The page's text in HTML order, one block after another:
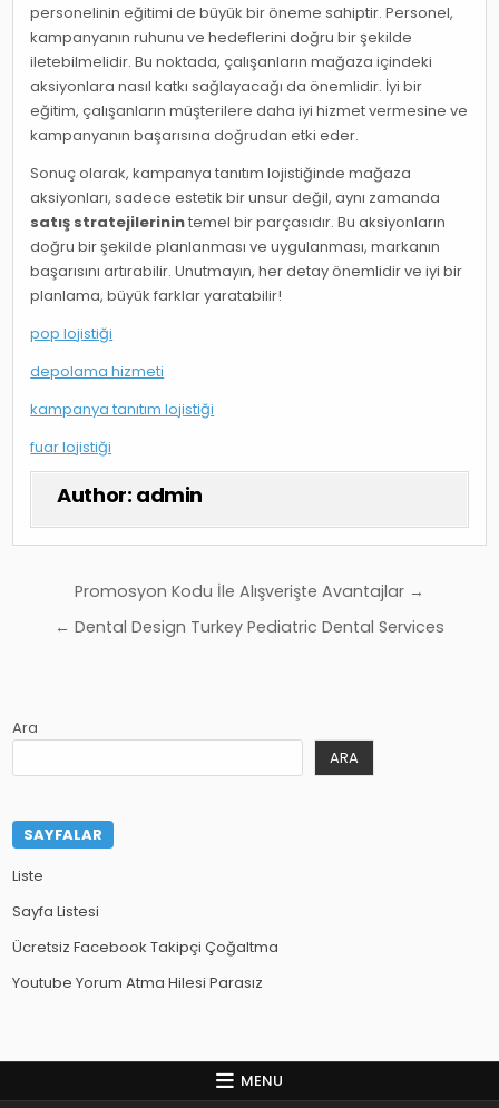
personelinin eğitimi de büyük bir öneme sahiptir. Personel,
kampanyanın ruhunu ve hedeflerini doğru bir şekilde
iletebilmelidir. Bu noktada, çalışanların mağaza içindeki
aksiyonlara nasıl katkı sağlayacağı da önemlidir. İyi bir
eğitim, çalışanların müşterilere daha iyi hizmet vermesine ve
kampanyanın başarısına doğrudan etki eder.
Sonuç olarak, kampanya tanıtım lojistiğinde mağaza
aksiyonları, sadece estetik bir unsur değil, aynı zamanda
satış stratejilerinintemel bir parçasıdır. Bu aksiyonların
doğru bir şekilde planlanması ve uygulanması, markanın
başarısını artırabilir. Unutmayın, her detay önemlidir ve iyi bir
planlama, büyük farklar yaratabilir!
pop lojistiği
depolama hizmeti
kampanya tanıtım lojistiği
fuar lojistiği
Author: admin
Yazı
gezinmesi
Promosyon Kodu İle Alışverişte Avantajlar →
← Dental Design Turkey Pediatric Dental Services
Ara
ARA
SAYFALAR
Liste
Sayfa Listesi
Ücretsiz Facebook Takipçi Çoğaltma
Youtube Yorum Atma Hilesi Parasız
MENU